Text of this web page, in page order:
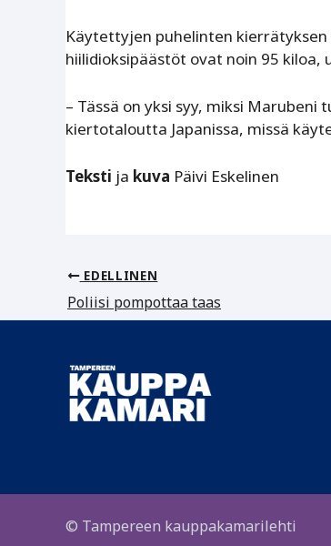
Käytettyjen puhelinten
hiilidioksipäästöt ovat noin 95 kiloa,
– Tässä on yksi syy, miksi
kiertotaloutta Japanissa, missä
Teksti ja kuva Päivi Eskelinen
EDELLINEN
Poliisi pompottaa taas
© Tampereen kauppakamarilehti